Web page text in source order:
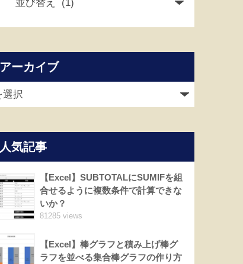
アーカイブ
人気記事
【Excel】SUBTOTALにSUMIFを組
合せるように複数条件で計算できな
いか？
81285 views
【Excel】棒グラフと積み上げ棒グ
ラフを並べる集合棒グラフの作り方